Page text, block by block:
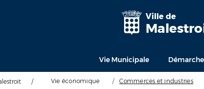
Ville de
Vie Municipale
/ Vie économique / Commerces et industries